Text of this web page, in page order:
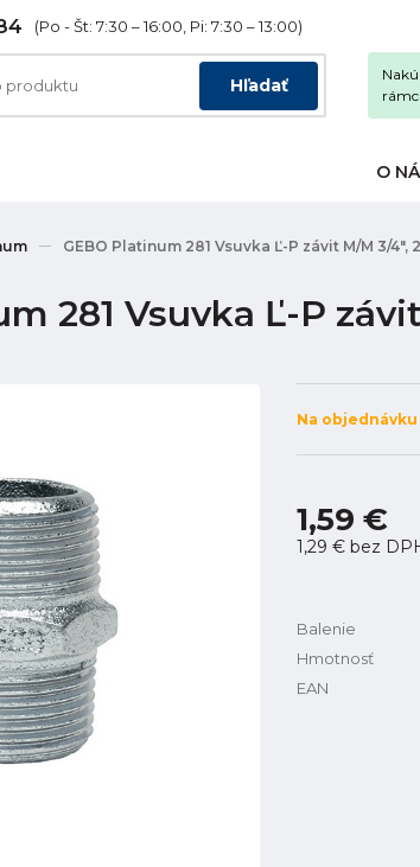
(Po - Št: 7:30 – 16:00, Pi: 7:30 – 13:00)
Hľadať
O
GEBO Platinum 281 Vsuvka Ľ-P závit M/M 3/4",
281 Vsuvka Ľ-P
Na objednávku
1,59 €
1,29 € bez
Balenie
Hmotnosť
EAN